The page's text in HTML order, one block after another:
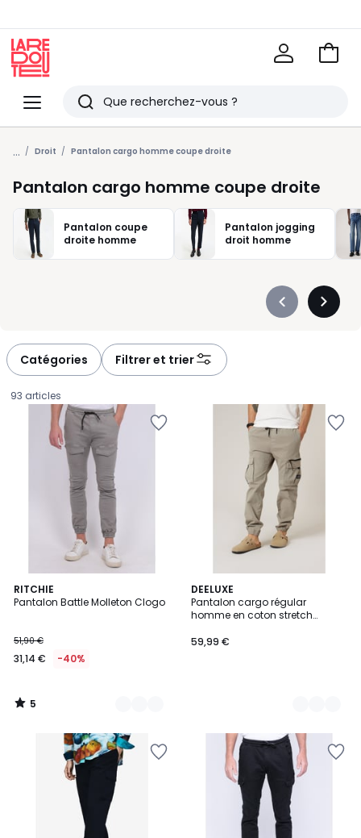
Menu
Redoute
Rechercher
Derniers
articles
vus
Voir
... Droit Pantalon cargo homme coupe droite
Pantalon cargo homme coupe droite
Pantalon coupe
droite homme
Pantalon jogging
droit homme
Précédent
Catégories Filtrer et trier
93 articles
RITCHIE
Pantalon Battle Molleton Clogo
€
au
de
51,90
réduction
51,90 €
31,14 € -40%
5
/
3
Couleurs
5
/
DEELUXE
Pantalon cargo régular
homme en coton stretch
59,99 €
3
Couleurs